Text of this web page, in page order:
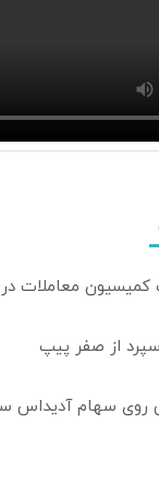
روی سهام آدیداس